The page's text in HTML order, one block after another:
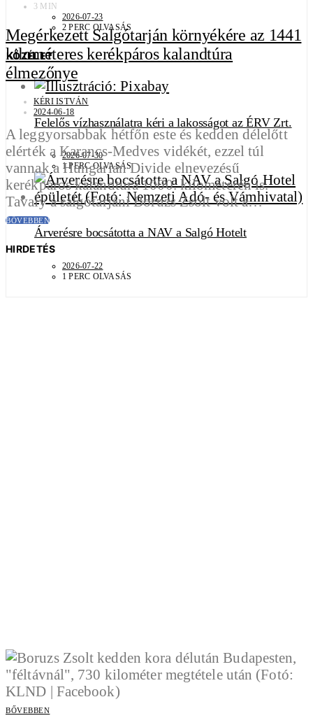
2026-07-23
2 PERC OLVASÁS
KÖZÉLET
Felelős vízhasználatra kéri a lakosságot az ÉRV Zrt.
2026-07-30
1 PERC OLVASÁS
Árverésre bocsátotta a NAV a Salgó Hotelt
2026-07-22
1 PERC OLVASÁS
3 MIN
Megérkezett Salgótarján környékére az 1441
kilométeres kerékpáros kalandtúra
élmezőnye
KÉRI ISTVÁN
2024-06-18
A leggyorsabbak hétfőn este és kedden délelőtt
elérték a Karancs-Medves vidékét, ezzel túl
vannak a Hungarian Divide elnevezésű
kerékpáros kalandtúra 1000. kilométerén is.
Tavaly a salgótarjáni Boruzs Zsolt volt a…
BŐVEBBEN
HIRDETÉS
BŐVEBBEN